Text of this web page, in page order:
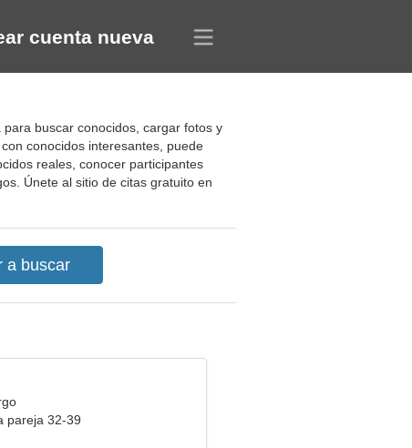
cuenta nueva
buscar conocidos, cargar fotos y
conocidos interesantes, puede
reales, conocer participantes
Únete al sitio de citas gratuito en
pareja 32-39